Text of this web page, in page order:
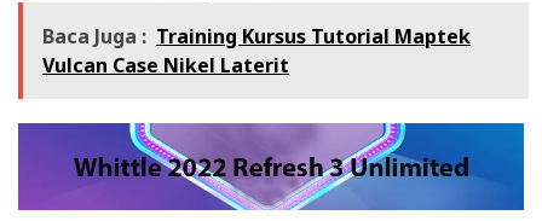
Baca Juga : Training Kursus Tutorial Maptek
Vulcan Case Nikel Laterit